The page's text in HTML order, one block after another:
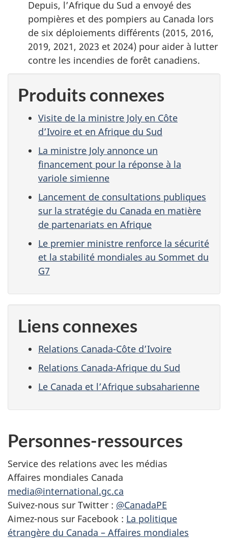
Depuis, l’Afrique du Sud a envoyé des
pompières et des pompiers au Canada lors
de six déploiements différents (2015, 2016,
2019, 2021, 2023 et 2024) pour aider à lutter
contre les incendies de forêt canadiens.
Produits connexes
Visite de la ministre Joly en Côte
d’Ivoire et en Afrique du Sud
La ministre Joly annonce un
financement pour la réponse à la
variole simienne
Lancement de consultations publiques
sur la stratégie du Canada en matière
de partenariats en Afrique
Le premier ministre renforce la sécurité
et la stabilité mondiales au Sommet du
G7
Liens connexes
Relations Canada-Côte d’Ivoire
Relations Canada-Afrique du Sud
Le Canada et l’Afrique subsaharienne
Personnes-ressources
Service des relations avec les médias
Affaires mondiales Canada
media@international.gc.ca
Suivez-nous sur Twitter : @CanadaPE
Aimez-nous sur Facebook : La politique
étrangère du Canada – Affaires mondiales